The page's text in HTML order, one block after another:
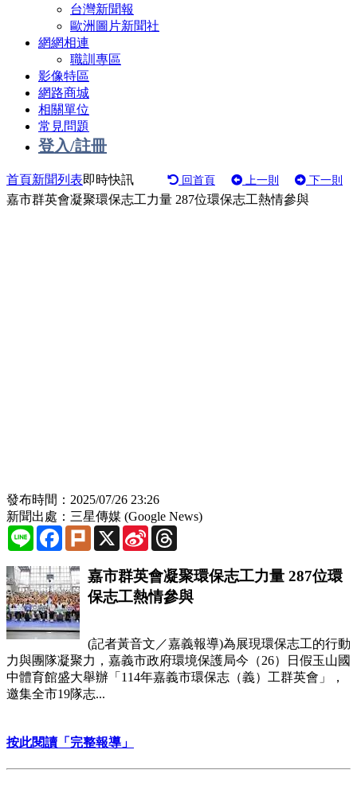
台灣新聞報
歐洲圖片新聞社
網網相連
職訓專區
影像特區
網路商城
相關單位
常見問題
登入/註冊
首頁新聞列表即時快訊 回首頁 上一則 下一則
嘉市群英會凝聚環保志工力量 287位環保志工熱情參與
發布時間：2025/07/26 23:26
新聞出處：三星傳媒 (Google News)
Line
Facebook
Plurk X
Sina
Weibo
嘉市群英會凝聚環保志工力量 287位環
保志工熱情參與
(記者黃音文／嘉義報導)為展現環保志工的行動
力與團隊凝聚力，嘉義市政府環境保護局今（26）日假玉山國
中體育館盛大舉辦「114年嘉義市環保志（義）工群英會」，
邀集全市19隊志...
按此閱讀「完整報導」